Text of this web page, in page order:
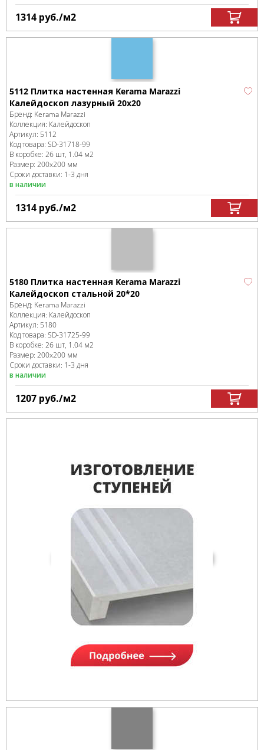
1314 руб./м2
5112 Плитка настенная Kerama Marazzi
Калейдоскоп лазурный 20x20
Бренд: Kerama Marazzi
Коллекция: Калейдоскоп
Артикул: 5112
Код товара: SD-31718-99
В коробке: 26 шт, 1.04 м2
Размер: 200x200 мм
Сроки доставки: 1-3 дня
в наличии
1314 руб./м2
5180 Плитка настенная Kerama Marazzi
Калейдоскоп стальной 20*20
Бренд: Kerama Marazzi
Коллекция: Калейдоскоп
Артикул: 5180
Код товара: SD-31725-99
В коробке: 26 шт, 1.04 м2
Размер: 200x200 мм
Сроки доставки: 1-3 дня
в наличии
1207 руб./м2